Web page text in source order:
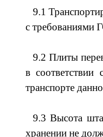
9.1
с требованиями
9.2 Плиты
в соответствии
транспорте
9.3 Высота
хранении не